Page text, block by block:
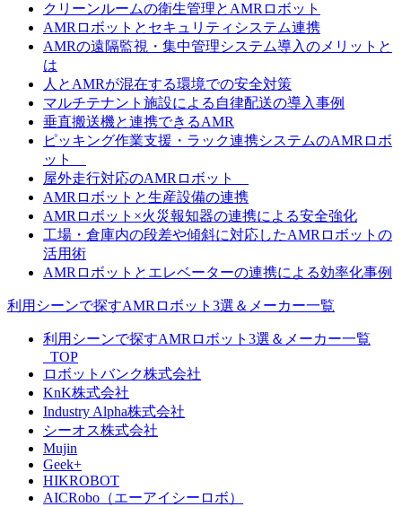
クリーンルームの衛生管理とAMRロボット
AMRロボットとセキュリティシステム連携
AMRの遠隔監視・集中管理システム導入のメリットと
は
人とAMRが混在する環境での安全対策
マルチテナント施設による自律配送の導入事例
垂直搬送機と連携できるAMR
ピッキング作業支援・ラック連携システムのAMRロボ
ット
屋外走行対応のAMRロボット
AMRロボットと生産設備の連携
AMRロボット×火災報知器の連携による安全強化
工場・倉庫内の段差や傾斜に対応したAMRロボットの
活用術
AMRロボットとエレベーターの連携による効率化事例
利用シーンで探すAMRロボット3選＆メーカー一覧
利用シーンで探すAMRロボット3選＆メーカー一覧
_TOP
ロボットバンク株式会社
KnK株式会社
Industry Alpha株式会社
シーオス株式会社
Mujin
Geek+
HIKROBOT
AICRobo（エーアイシーロボ）